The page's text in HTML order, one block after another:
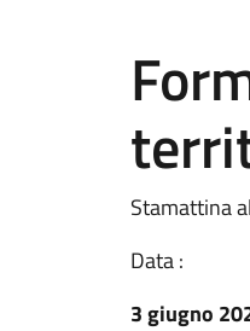
Stamattina
Data :
3 giugno